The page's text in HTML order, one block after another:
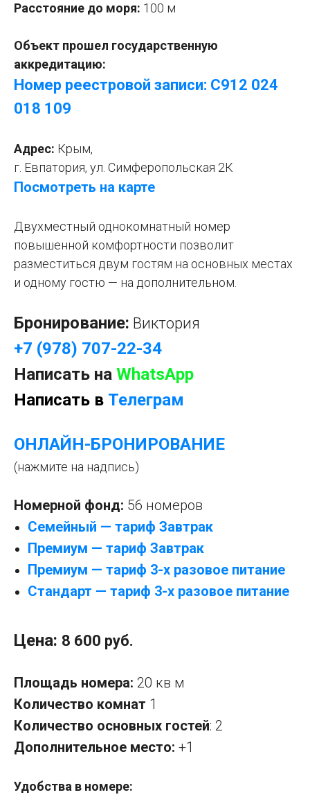
Расстояние до моря: 100 м
Объект прошел государственную
аккредитацию:
Номер реестровой записи: С912 024
018 109
Адрес: Крым,
г. Евпатория, ул. Симферопольская 2К
Посмотреть на карте
Двухместный однокомнатный номер
повышенной комфортности позволит
разместиться двум гостям на основных местах
и одному гостю — на дополнительном.
Бронирование: Виктория
+7 (978) 707-22-34
Написать на WhatsApp
Написать в Телеграм
ОНЛАЙН-БРОНИРОВАНИЕ
(нажмите на надпись)
Номерной фонд: 56 номеров
Семейный — тариф Завтрак
Премиум — тариф Завтрак
Премиум — тариф 3-х разовое питание
Стандарт — тариф 3-х разовое питание
Цена: 8 600 руб.
Площадь номера: 20 кв м
Количество комнат 1
Количество основных гостей: 2
Дополнительное место: +1
Удобства в номере: